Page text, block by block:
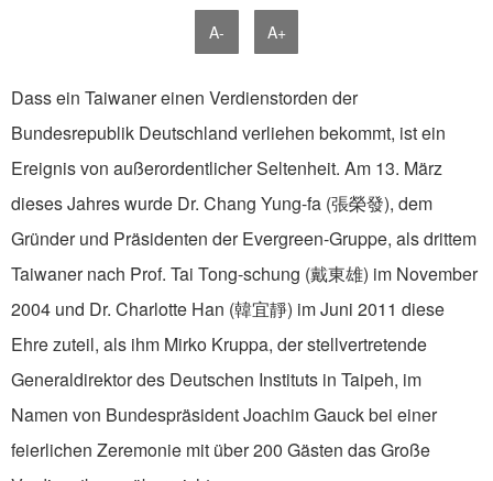
A- A+
Dass ein Taiwaner einen Verdienstorden der
Bundesrepublik Deutschland verliehen be­kommt, ist ein
Ereignis von außerordentlicher Seltenheit. Am 13. März
dieses Jahres wurde Dr. Chang Yung-fa (張榮發), dem
Gründer und Präsi­denten der Evergreen-Gruppe, als drittem
Taiwaner nach Prof. Tai Tong-schung (戴東雄) im November
2004 und Dr. Charlotte Han (韓宜靜) im Juni 2011 diese
Ehre zuteil, als ihm Mirko Kruppa, der stellvertretende
Generaldirektor des Deutschen Instituts in Taipeh, im
Namen von Bundespräsident Joachim Gauck bei einer
feierlichen Zeremonie mit über 200 Gästen das Große